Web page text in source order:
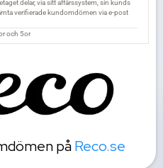
påReco.se